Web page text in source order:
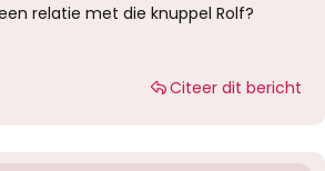
relatie met die knuppel Rolf?
Citeer dit bericht